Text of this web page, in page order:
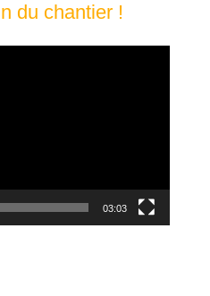
du chantier !
03:03